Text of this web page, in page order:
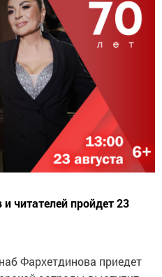
читателей пройдет 23
Фархетдинова приедет